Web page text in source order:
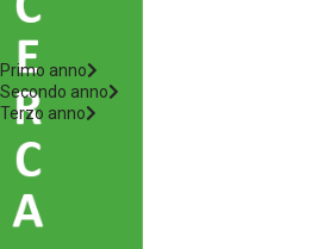
Primo anno
Secondo anno
Terzo anno